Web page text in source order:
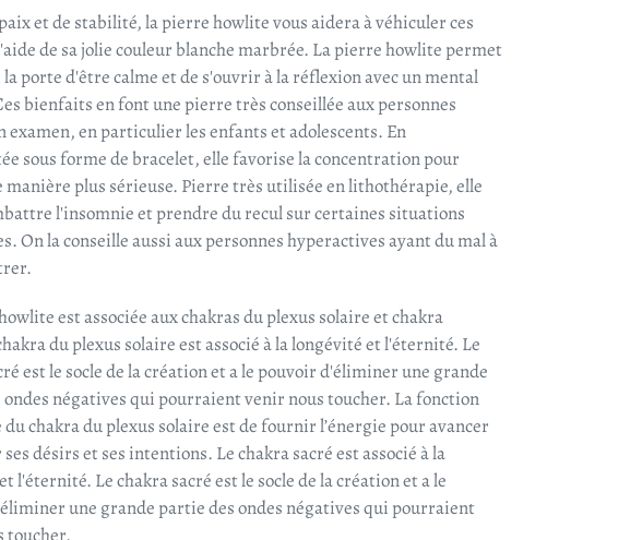
et de stabilité, la pierre howlite vous aidera à véhiculer ces
de sa jolie couleur blanche marbrée. La pierre howlite permet
porte d'être calme et de s'ouvrir à la réflexion avec un mental
bienfaits en font une pierre très conseillée aux personnes
examen, en particulier les enfants et adolescents. En
sous forme de bracelet, elle favorise la concentration pour
manière plus sérieuse. Pierre très utilisée en lithothérapie, elle
l'insomnie et prendre du recul sur certaines situations
On la conseille aussi aux personnes hyperactives ayant du mal à
est associée aux chakras du plexus solaire et chakra
du plexus solaireest associé à la longévité et l'éternité. Le
est le socle de la création et a le pouvoir d'éliminer une grande
négatives qui pourraient venir nous toucher. La fonction
chakra du plexus solaire est de fournir l’énergie pour avancer
désirs et ses intentions. Le chakra sacréest associé à la
l'éternité. Le chakra sacré est le socle de la création et a le
une grande partie des ondes négatives qui pourraient
toucher.